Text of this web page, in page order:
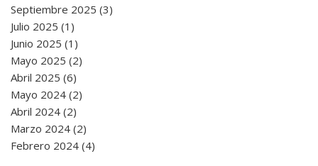
Septiembre 2025 (3)
Julio 2025 (1)
Junio 2025 (1)
Mayo 2025 (2)
Abril 2025 (6)
Mayo 2024 (2)
Abril 2024 (2)
Marzo 2024 (2)
Febrero 2024 (4)